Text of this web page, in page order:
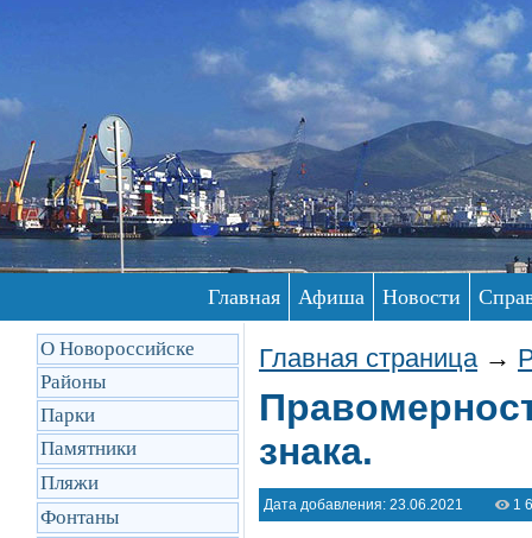
Главная Афиша Новости
О Новороссийске
Районы
Парки
Памятники
Пляжи
Фонтаны
Главная страница →
знака.
Дата добавления: 23.06.2021 1